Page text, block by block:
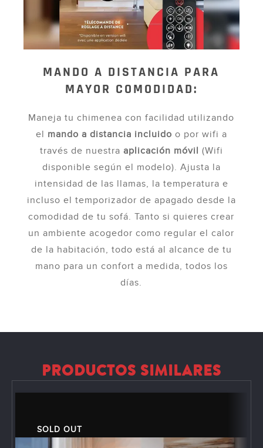
MANDO A DISTANCIA PARA
MAYOR COMODIDAD:
Maneja tu chimenea con facilidad utilizando
el mando a distancia incluido o por wifi a
través de nuestra aplicación móvil (Wifi
disponible según el modelo). Ajusta la
intensidad de las llamas, la temperatura e
incluso el temporizador de apagado desde la
comodidad de tu sofá. Tanto si quieres crear
un ambiente acogedor como regular el calor
de la habitación, todo está al alcance de tu
mano para un confort a medida, todos los
días.
PRODUCTOS SIMILARES
SOLD OUT